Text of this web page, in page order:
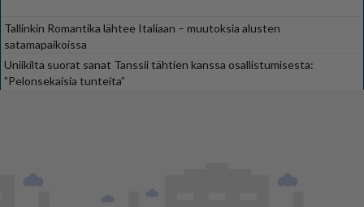
Tallinkin Romantika lähtee Italiaan – muutoksia alusten
satamapaikoissa
Uniikilta suorat sanat Tanssii tähtien kanssa osallistumisesta:
”Pelonsekaisia tunteita”